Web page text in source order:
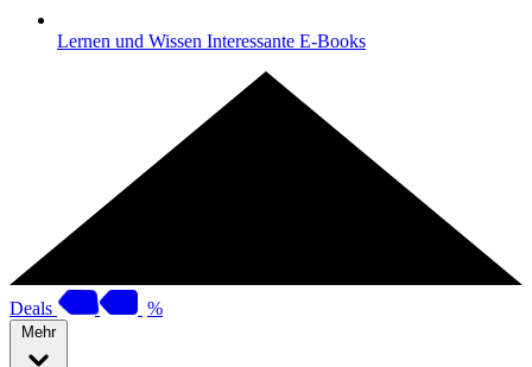
Lernen und Wissen Interessante E-Books
Deals %
Mehr